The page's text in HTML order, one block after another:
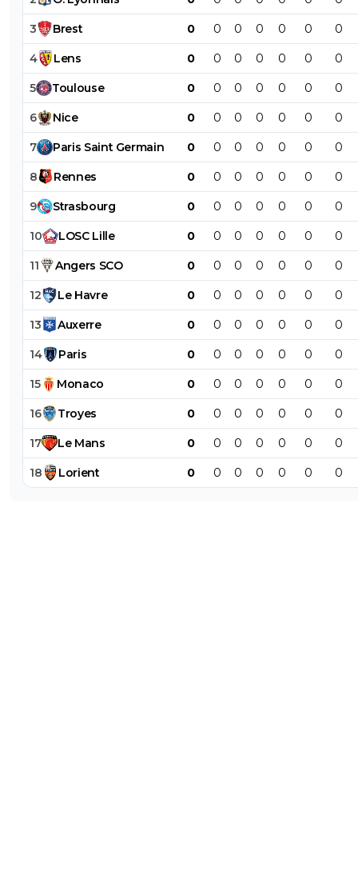
3 Brest 0 0 0 0 0 0 0
4 Lens 0 0 0 0 0 0 0
5 Toulouse 0 0 0 0 0 0 0
6 Nice 0 0 0 0 0 0 0
7 Paris Saint Germain 0 0 0 0 0 0 0
8 Rennes 0 0 0 0 0 0 0
9 Strasbourg 0 0 0 0 0 0 0
10 LOSC Lille 0 0 0 0 0 0 0
11 Angers SCO 0 0 0 0 0 0 0
12 Le Havre 0 0 0 0 0 0 0
13 Auxerre 0 0 0 0 0 0 0
14 Paris 0 0 0 0 0 0 0
15 Monaco 0 0 0 0 0 0 0
16 Troyes 0 0 0 0 0 0 0
17 Le Mans 0 0 0 0 0 0 0
18 Lorient 0 0 0 0 0 0 0